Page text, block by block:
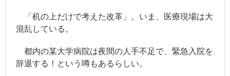
「机の上だけで考えた改革」。いま、医療現場は大
混乱している。
都内の某大学病院は夜間の人手不足で、緊急入院を
辞退する！という噂もあるらしい。